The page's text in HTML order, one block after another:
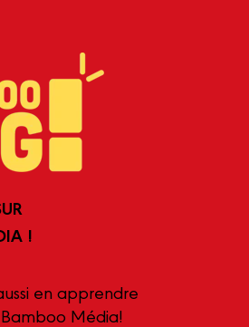
!
en apprendre
Média!